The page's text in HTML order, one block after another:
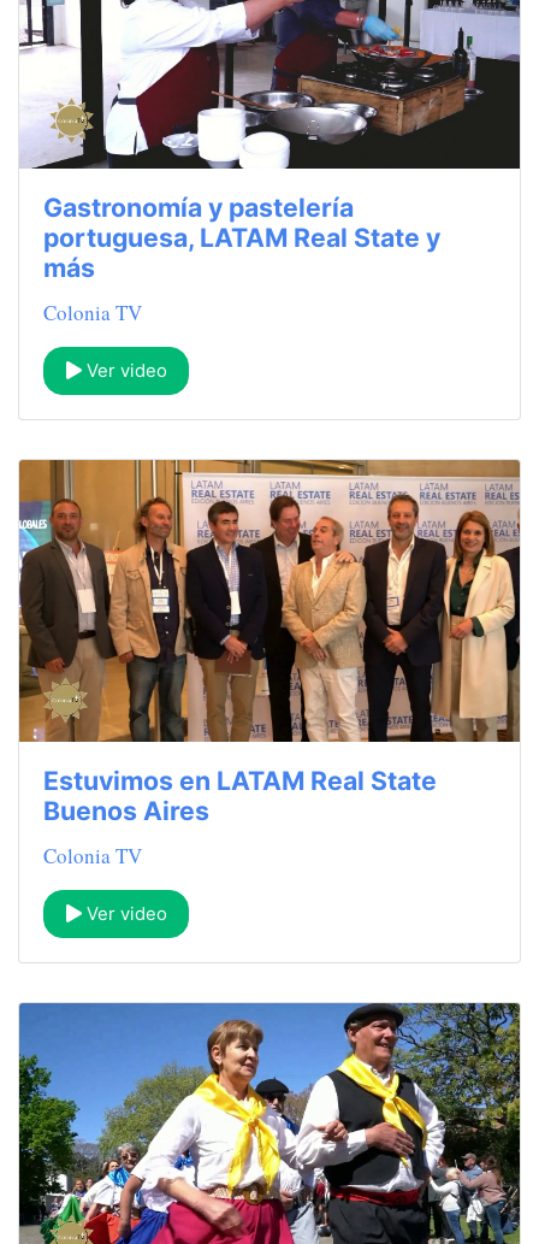
Gastronomía y pastelería
portuguesa, LATAM Real State y
más
Colonia TV
Ver video
Estuvimos en LATAM Real State
Buenos Aires
Colonia TV
Ver video